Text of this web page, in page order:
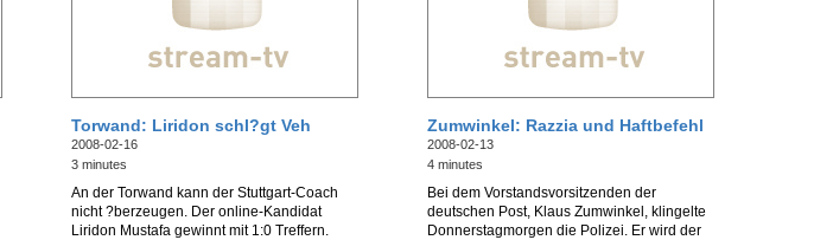
Torwand: Liridon schl?gt Veh
2008-02-16
3 minutes
An der Torwand kann der Stuttgart-Coach
nicht ?berzeugen. Der online-Kandidat
Liridon Mustafa gewinnt mit 1:0 Treffern.
Zumwinkel: Razzia und Haftbefehl
2008-02-13
4 minutes
Bei dem Vorstandsvorsitzenden der
deutschen Post, Klaus Zumwinkel, klingelte
Donnerstagmorgen die Polizei. Er wird der